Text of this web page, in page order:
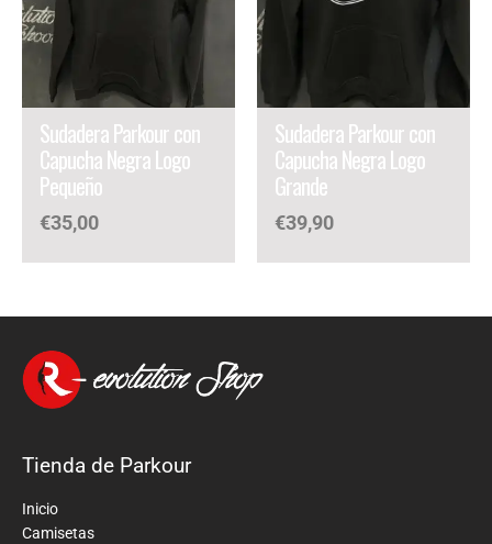
Sudadera Parkour con
Capucha Negra Logo
Pequeño
€35,00
Sudadera Parkour con
Capucha Negra Logo
Grande
€39,90
Tienda de Parkour
Inicio
Camisetas